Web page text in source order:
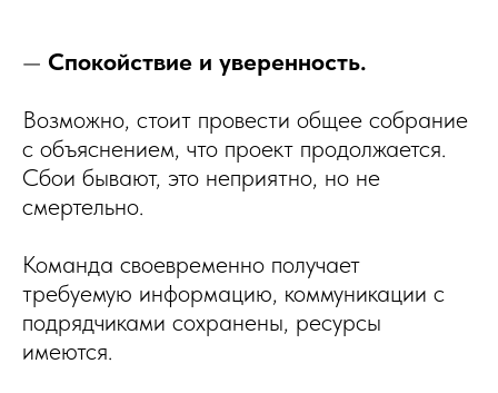
— Спокойствие и уверенность.
Возможно, стоит провести общее собрание
с объяснением, что проект продолжается.
Сбои бывают, это неприятно, но не
смертельно.
Команда своевременно получает
требуемую информацию, коммуникации с
подрядчиками сохранены, ресурсы
имеются.